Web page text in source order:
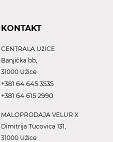
KONTAKT
CENTRALA UžICE
Banjička bb,
31000 Užice
+381 64 645 3535
+381 64 615 2990
MALOPRODAJA VELUR X
Dimitrija Tucovica 131,
31000 Užice